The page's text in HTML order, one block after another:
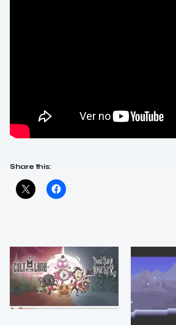
Share this: